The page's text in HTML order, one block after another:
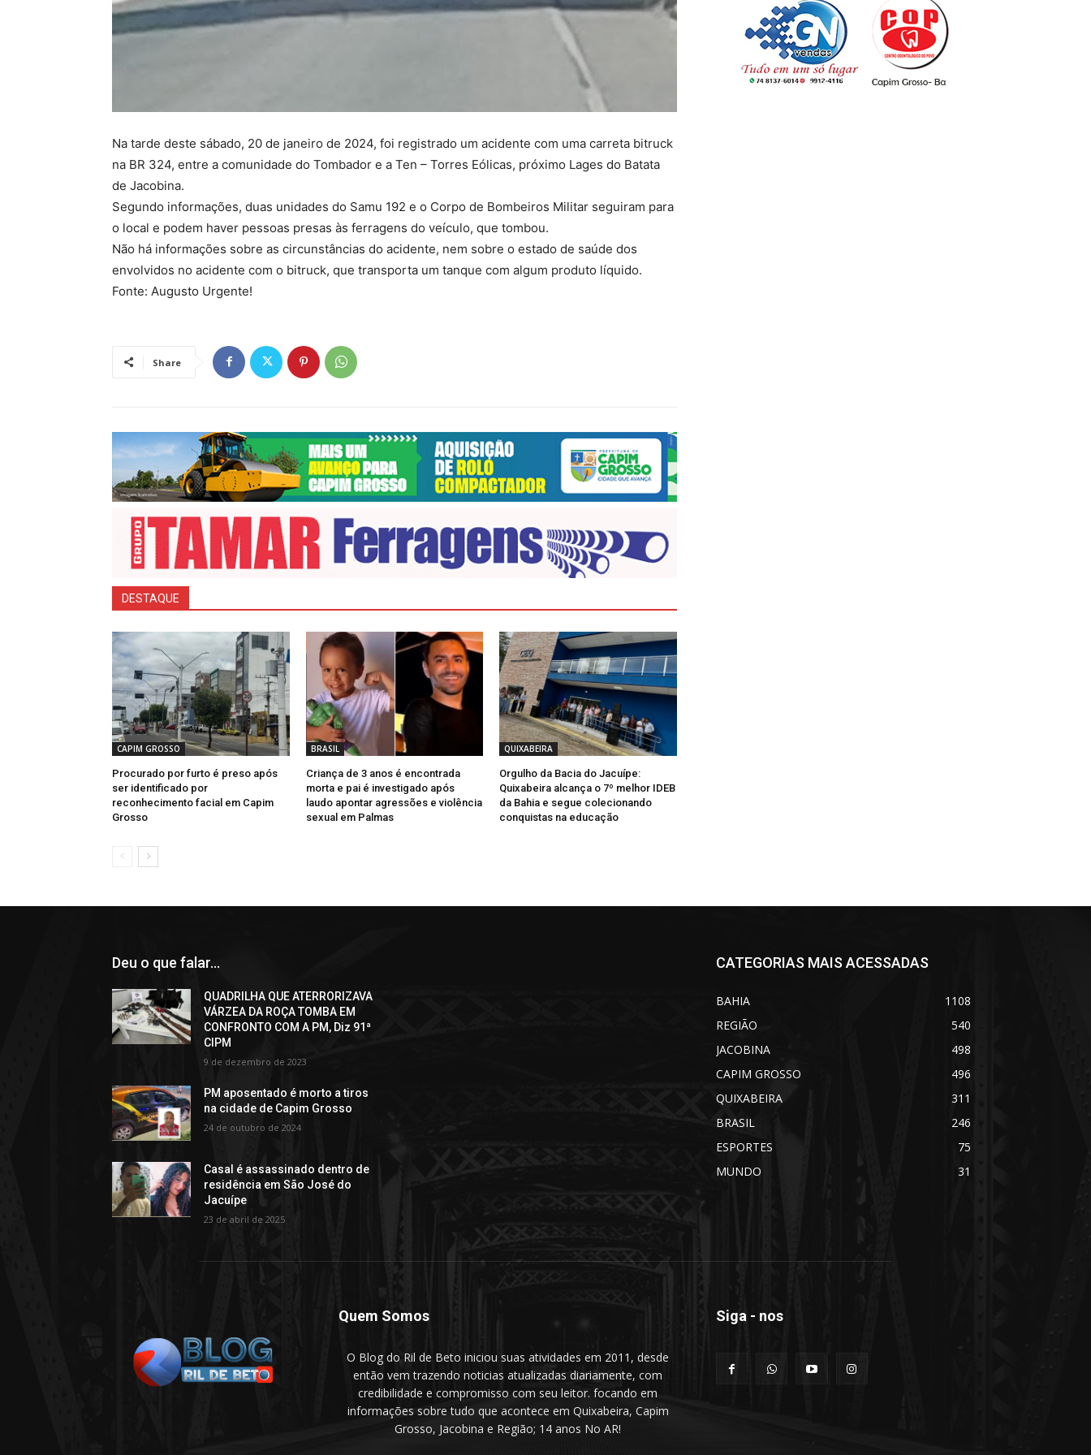
Na tarde deste sábado, 20 de janeiro de 2024, foi registrado um acidente com uma carreta bitruck
na BR 324, entre a comunidade do Tombador e a Ten – Torres Eólicas, próximo Lages do Batata
de Jacobina.
Segundo informações, duas unidades do Samu 192 e o Corpo de Bombeiros Militar seguiram para
o local e podem haver pessoas presas às ferragens do veículo, que tombou.
Não há informações sobre as circunstâncias do acidente, nem sobre o estado de saúde dos
envolvidos no acidente com o bitruck, que transporta um tanque com algum produto líquido.
Fonte: Augusto Urgente!
Share
DESTAQUE
CAPIM GROSSO
Procurado por furto é preso após
ser identificado por
reconhecimento facial em Capim
Grosso
BRASIL
Criança de 3 anos é encontrada
morta e pai é investigado após
laudo apontar agressões e violência
sexual em Palmas
QUIXABEIRA
Orgulho da Bacia do Jacuípe:
Quixabeira alcança o 7º melhor IDEB
da Bahia e segue colecionando
conquistas na educação
Deu o que falar...
QUADRILHA QUE ATERRORIZAVA
VÁRZEA DA ROÇA TOMBA EM
CONFRONTO COM A PM, Diz 91ª
CIPM
9 de dezembro de 2023
PM aposentado é morto a tiros
na cidade de Capim Grosso
24 de outubro de 2024
Casal é assassinado dentro de
residência em São José do
Jacuípe
23 de abril de 2025
CATEGORIAS MAIS ACESSADAS
BAHIA
1108
REGIÃO
540
JACOBINA
498
CAPIM GROSSO
496
QUIXABEIRA
311
BRASIL
246
ESPORTES
75
MUNDO
31
Quem Somos
O Blog do Ril de Beto iniciou suas atividades em 2011, desde
então vem trazendo noticias atualizadas diariamente, com
credibilidade e compromisso com seu leitor. focando em
informações sobre tudo que acontece em Quixabeira, Capim
Grosso, Jacobina e Região; 14 anos No AR!
Siga - nos